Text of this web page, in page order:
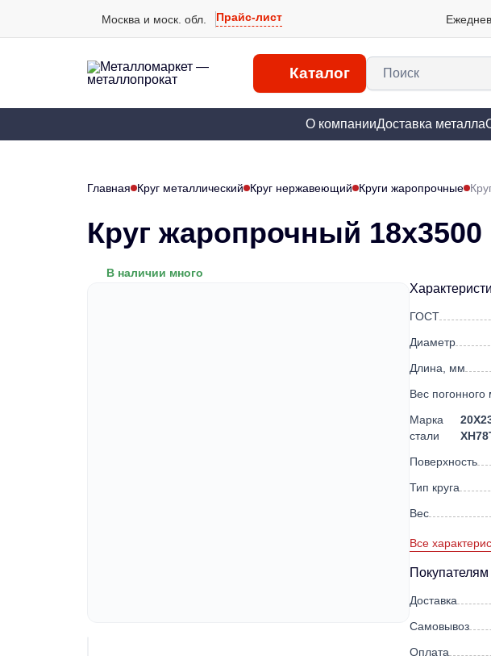
Москва и моск. обл. Прайс-лист
Каталог
О компанииДоставка металла
Главная Круг металлический Круг нержавеющий Круги жаропрочные
Круг жаропрочный
В наличии много
ГОСТ
Диаметр
Длина, мм
Вес погонного
Марка
стали
Поверхность
Тип круга
Вес
Все
Покупателям
Доставка
Самовывоз
Оплата